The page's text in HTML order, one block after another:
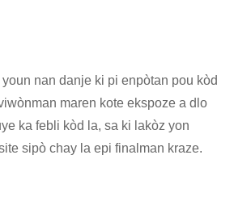
nan danje ki pi enpòtan pou kòd
maren kote ekspoze a dlo
ka febli kòd la, sa ki lakòz yon
sipò chay la epi finalman kraze.